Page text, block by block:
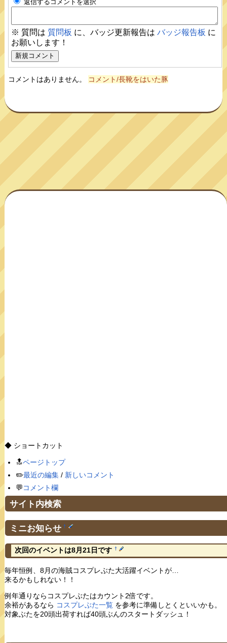
返信するコメントを選択
※ 質問は 質問板 に、バッジ更新報告はバッジ報告板 に
お願いします！
コメントはありません。 コメント/長靴をはいた豚
◆ ショートカット
🔝ページトップ
✏️最近の編集/ 新しいコメント
💬コメント欄
サイト内検索
ミニお知らせ †
次回のイベントは8月21日です †
毎年恒例、8月の海賊コスプレぶた大活躍イベントが…
来るかもしれない！！
例年通りならコスプレぶたはカウント2倍です。
余裕があるなら コスプレぶた一覧を参考に準備しとくといいかも。
対象ぶたを20頭出荷すれば40頭ぶんのスタートダッシュ！